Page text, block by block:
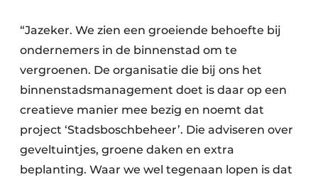
“Jazeker. We zien een groeiende behoefte bij
ondernemers in de binnenstad om te
vergroenen. De organisatie die bij ons het
binnenstadsmanagement doet is daar op een
creatieve manier mee bezig en noemt dat
project ‘Stadsboschbeheer’. Die adviseren over
geveltuintjes, groene daken en extra
beplanting. Waar we wel tegenaan lopen is dat